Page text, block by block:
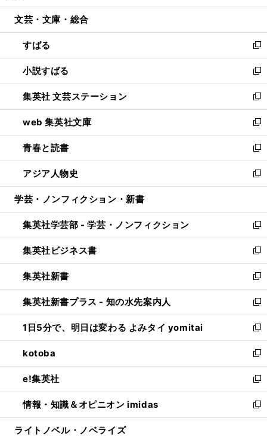
開
ウ
開
く
ン
ウ
で
開
く
ウ
ン
ド
ウ
で
開
く
文芸・文庫・総合
すばる
新
し
い
ウ
ィ
ン
ド
ウ
で
開
く
小説すばる
新
し
い
ウ
ィ
ン
ド
ウ
で
開
集英社 文芸ステーション
新
し
い
ウ
ィ
ン
ド
ウ
開
く
web 集英社文庫
新
し
い
ウ
ィ
ン
ウ
で
開
く
青春と読書
新
し
い
ウ
ン
ド
ウ
で
開
く
アジア人物史
新
し
ウ
ィ
ン
ド
ウ
で
開
く
学芸・ノンフィクション・新書
集英社学芸部 - 学芸・ノンフィクション
新
し
い
ウ
ィ
ン
ド
ウ
で
開
く
集英社ビジネス書
新
し
い
ウ
ィ
ン
ド
ウ
で
開
く
集英社新書
新
し
い
ウ
ィ
ン
ド
ウ
で
開
く
集英社新書プラス - 知の水先案内人
新
し
い
ウ
ィ
ン
ド
ウ
で
開
1日5分で、明日は変わる よみタイ yomitai
新
し
い
ウ
ィ
ン
ド
ウ
kotoba
新
し
い
ウ
ィ
ン
e!集英社
新
し
い
ウ
情報・知識＆オピニオン imidas
新
し
ライトノベル・ノベライズ